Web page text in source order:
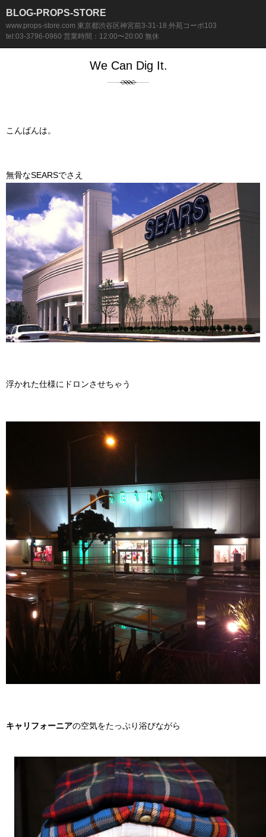
BLOG-PROPS-STORE
www.props-store.com 東京都渋谷区神宮前3-31-18 外苑コーポ103
tel:03-3796-0960 営業時間：12:00〜20:00 無休
We Can Dig It.
こんばんは。
無骨なSEARSでさえ
浮かれた仕様にドロンさせちゃう
キャリフォーニアの空気をたっぷり浴びながら